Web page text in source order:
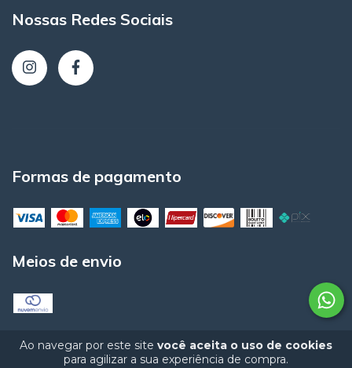
Ao navegar por este site você aceita o uso de cookies
para agilizar a sua experiência de compra.
Nossas Redes Sociais
Formas de pagamento
Meios de envio